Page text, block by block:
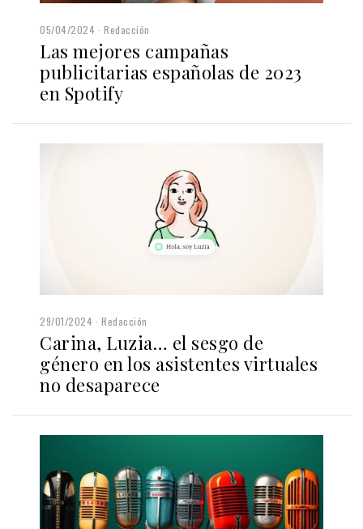
05/04/2024 Redacción
Las mejores campañas
publicitarias españolas de 2023
en Spotify
29/01/2024 Redacción
Carina, Luzia… el sesgo de
género en los asistentes virtuales
no desaparece